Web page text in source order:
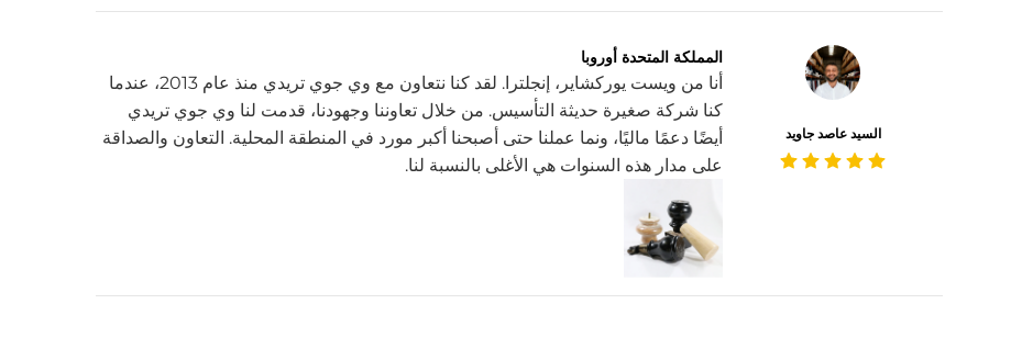
السيد عاصد جاويد
المملكة المتحدة أوروبا
أنا من ويست يوركشاير، إنجلترا. لقد كنا نتعاون مع وي جوي تريدي منذ عام 2013، عندما
كنا شركة صغيرة حديثة التأسيس. من خلال تعاوننا وجهودنا، قدمت لنا وي جوي تريدي
أيضًا دعمًا ماليًا، ونما عملنا حتى أصبحنا أكبر مورد في المنطقة المحلية. التعاون والصداقة
على مدار هذه السنوات هي الأغلى بالنسبة لنا.